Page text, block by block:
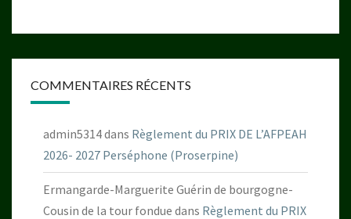
COMMENTAIRES RÉCENTS
admin5314dans Règlement du PRIX DE L’AFPEAH
2026- 2027 Perséphone (Proserpine)
Ermangarde-Marguerite Guérin de bourgogne-
Cousin de la tour fondue dans Règlement du PRIX